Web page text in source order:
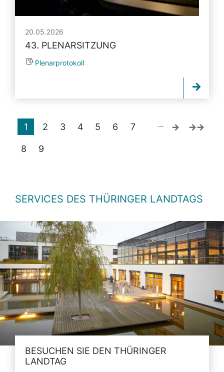
20.05.2026
43. PLENARSITZUNG
Plenarprotokoll
1 2 3 4 5 6 7
8 9
…
SERVICES DES THÜRINGER LANDTAGS
BESUCHEN SIE DEN THÜRINGER
LANDTAG